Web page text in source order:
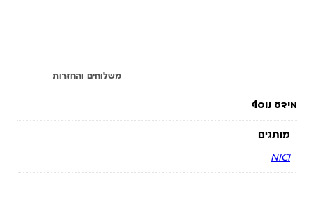
משלוחים והחזרות
מידע נוסף
מותגים
NICI